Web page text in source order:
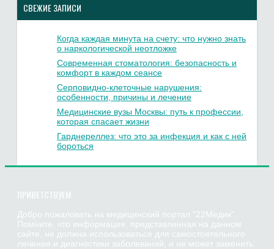
СВЕЖИЕ ЗАПИСИ
Когда каждая минута на счету: что нужно знать
о наркологической неотложке
Современная стоматология: безопасность и
комфорт в каждом сеансе
Серповидно-клеточные нарушения:
особенности, причины и лечение
Медицинские вузы Москвы: путь к профессии,
которая спасает жизни
Гарднереллез: что это за инфекция и как с ней
бороться
ПРИВЕТСТВУЕМ
Добро пожаловать на медицинский портал "22Медик".
Помните, что информация, представленная на данном
сайте, не должна использоваться для самостоятельного
лечения и диагностики заболеваний, и не может заменить